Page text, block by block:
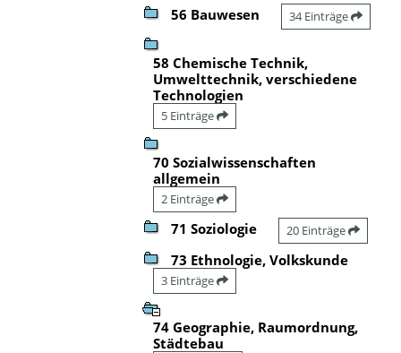
56 Bauwesen 34 Einträge
58 Chemische Technik,
Umwelttechnik, verschiedene
Technologien
5 Einträge
70 Sozialwissenschaften
allgemein
2 Einträge
71 Soziologie 20 Einträge
73 Ethnologie, Volkskunde
3 Einträge
74 Geographie, Raumordnung,
Städtebau